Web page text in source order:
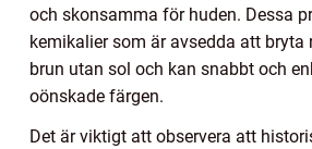
och skonsamma för huden. Dessa
kemikalier som är avsedda att bryta
brun utan sol och kan snabbt och
oönskade färgen.
Det är viktigt att observera att